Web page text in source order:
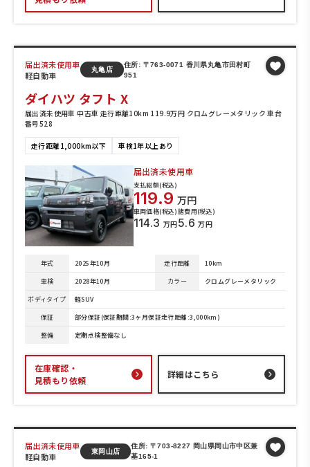
届出済未使用車
軽自動車
丸亀店
住所: 〒763-0071 香川県丸亀市田村町
951
ダイハツ タフト X
届出済未使用車 中古車 走行距離10km 119.9万円 クロムグレーメタリック 車台
番号528
走行距離1,000km以下 車検1年以上あり
届出済未使用車
支払総額(税込)
119.9 万円
車両価格(税込)
114.3 万円
諸費用(税込)
5.6 万円
年式 2025年10月 走行距離
10km
車検
2028年10月 カラー
クロムグレーメタリック
ボディタイプ
軽SUV
保証
部分保証(保証期間:3ヶ月保証走行距離:3,000km)
整備
定期点検整備なし
在庫確認・
見積もり依頼
詳細はこちら
届出済未使用車
軽自動車
東岡山店
住所: 〒703-8227 岡山県岡山市中区兼
基165-1